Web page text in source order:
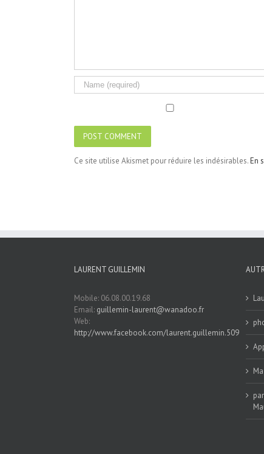
Ce site utilise Akismet pour réduire les indésirables.En
LAURENT GUILLEMIN
Mobile: 06.08.00.19.68
Email: guillemin-laurent@wanadoo.fr
Web:
http://www.facebook.com/laurent.guillemin.509